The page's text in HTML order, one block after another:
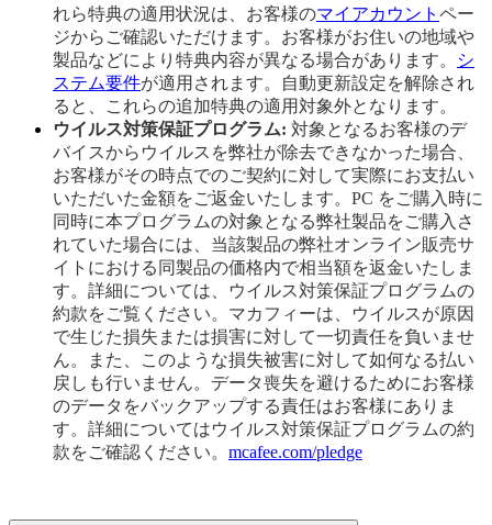
れら特典の適用状況は、お客様のマイアカウント ペー
ジからご確認いただけます。お客様がお住いの地域や
製品などにより特典内容が異なる場合があります。
シ
ステム要件が適用されます。自動更新設定を解除され
ると、これらの追加特典の適用対象外となります。
ウイルス対策保証プログラム: 対象となるお客様のデ
バイスからウイルスを弊社が除去できなかった場合、
お客様がその時点でのご契約に対して実際にお支払い
いただいた金額をご返金いたします。PC をご購入時に
同時に本プログラムの対象となる弊社製品をご購入さ
れていた場合には、当該製品の弊社オンライン販売サ
イトにおける同製品の価格内で相当額を返金いたしま
す。詳細については、ウイルス対策保証プログラムの
約款をご覧ください。マカフィーは、ウイルスが原因
で生じた損失または損害に対して一切責任を負いませ
ん。また、このような損失被害に対して如何なる払い
戻しも行いません。データ喪失を避けるためにお客様
のデータをバックアップする責任はお客様にありま
す。詳細についてはウイルス対策保証プログラムの約
款をご確認ください。 mcafee.com/pledge